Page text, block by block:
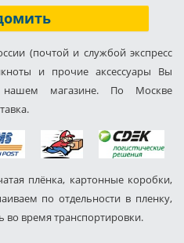
(почтой и службой экспресс
и прочие аксессуары Вы
магазине. По Москве
плёнка, картонные коробки,
по отдельности в пленку,
во время транспортировки.